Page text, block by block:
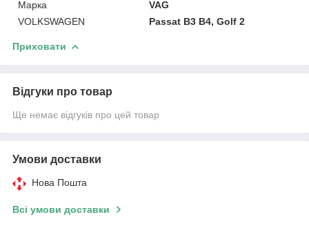
Марка
VAG
VOLKSWAGEN
Passat B3 B4, Golf 2
Приховати
Відгуки про товар
Ще немає відгуків про цей товар
Умови доставки
Нова Пошта
Всі умови доставки